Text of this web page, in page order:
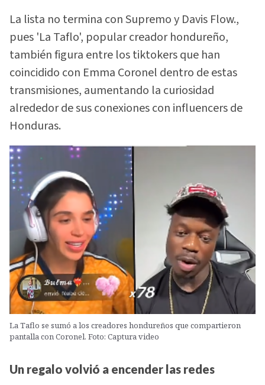
La lista no termina con Supremo y Davis Flow.,
pues 'La Taflo', popular creador hondureño,
también figura entre los tiktokers que han
coincidido con Emma Coronel dentro de estas
transmisiones, aumentando la curiosidad
alrededor de sus conexiones con influencers de
Honduras.
La Taflo se sumó a los creadores hondureños que compartieron
pantalla con Coronel. Foto: Captura video
Un regalo volvió a encender las redes